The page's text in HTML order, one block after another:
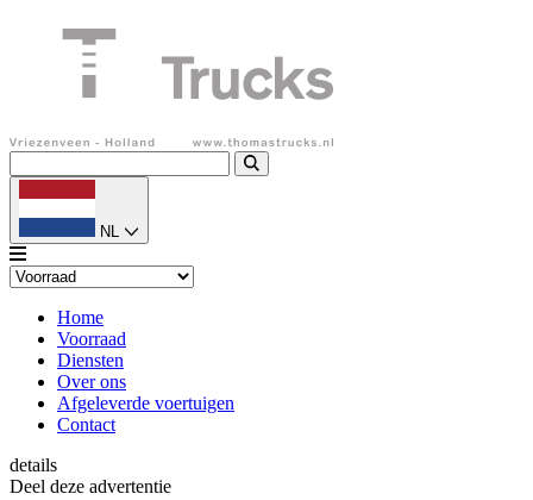
NL
Home
Voorraad
Diensten
Over ons
Afgeleverde voertuigen
Contact
details
Deel deze advertentie